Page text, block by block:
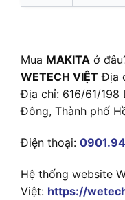
Mua MAKITA ở
WETECH VIỆT Địa
Địa chỉ: 616/61/198
Đông, Thành phố
Điện thoại:
Hệ thống website
Việt: https://